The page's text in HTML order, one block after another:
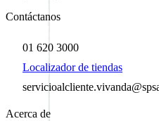
Contáctanos
01 620 3000
Localizador de tiendas
Acerca de